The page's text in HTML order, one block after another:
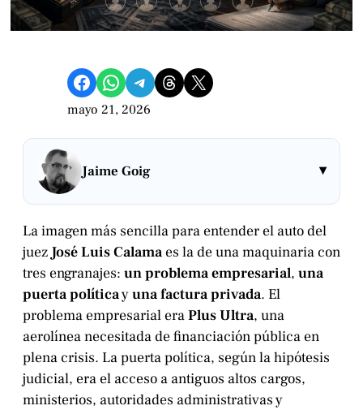
Compartir en Facebook Compartir en WhatsApp Compartir en Telegram Share on Threads Compartir en X
mayo 21, 2026
Jaime Goig ▾
La imagen más sencilla para entender el auto del
juez José Luis Calama es la de una maquinaria con
tres engranajes: un problema empresarial, una
puerta políticayuna factura privada. El
problema empresarial eraPlus Ultra, una
aerolínea necesitada de financiación pública en
plena crisis. La puerta política, según la hipótesis
judicial, era el acceso a antiguos altos cargos,
ministerios, autoridades administrativas y